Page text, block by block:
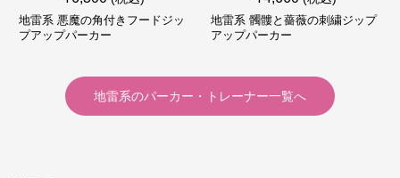
地雷系 悪魔の角付きフードジッ
プアップパーカー
地雷系 髑髏と薔薇の刺繍ジップ
アップパーカー
地雷系のパーカー・トレーナー一覧へ